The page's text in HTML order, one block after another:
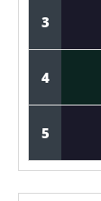
3
4
5